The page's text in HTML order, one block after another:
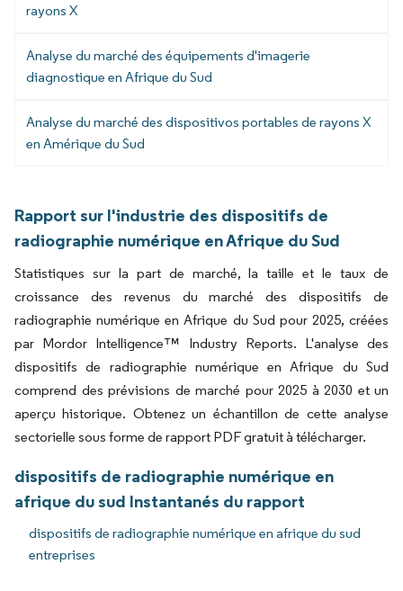
rayons X
Analyse du marché des équipements d'imagerie
diagnostique en Afrique du Sud
Analyse du marché des dispositivos portables de rayons X
en Amérique du Sud
Rapport sur l'industrie des dispositifs de
radiographie numérique en Afrique du Sud
Statistiques sur la part de marché, la taille et le taux de
croissance des revenus du marché des dispositifs de
radiographie numérique en Afrique du Sud pour 2025, créées
par Mordor Intelligence™ Industry Reports. L'analyse des
dispositifs de radiographie numérique en Afrique du Sud
comprend des prévisions de marché pour 2025 à 2030 et un
aperçu historique. Obtenez un échantillon de cette analyse
sectorielle sous forme de rapport PDF gratuit à télécharger.
dispositifs de radiographie numérique en
afrique du sud Instantanés du rapport
dispositifs de radiographie numérique en afrique du sud
entreprises